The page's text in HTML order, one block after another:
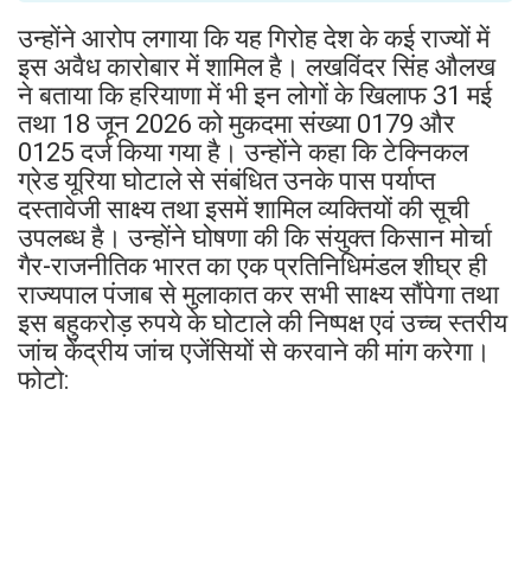
उन्होंने आरोप लगाया कि यह गिरोह देश के कई राज्यों में
इस अवैध कारोबार में शामिल है। लखविंदर सिंह औलख
ने बताया कि हरियाणा में भी इन लोगों के खिलाफ 31 मई
तथा 18 जून 2026 को मुकदमा संख्या 0179 और
0125 दर्ज किया गया है। उन्होंने कहा कि टेक्निकल
ग्रेड यूरिया घोटाले से संबंधित उनके पास पर्याप्त
दस्तावेजी साक्ष्य तथा इसमें शामिल व्यक्तियों की सूची
उपलब्ध है। उन्होंने घोषणा की कि संयुक्त किसान मोर्चा
गैर-राजनीतिक भारत का एक प्रतिनिधिमंडल शीघ्र ही
राज्यपाल पंजाब से मुलाकात कर सभी साक्ष्य सौंपेगा तथा
इस बहुकरोड़ रुपये के घोटाले की निष्पक्ष एवं उच्च स्तरीय
जांच केंद्रीय जांच एजेंसियों से करवाने की मांग करेगा।
फोटो: